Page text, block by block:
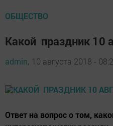
ОБЩЕСТВО
Какой праздник 10
admin, 10 августа 2018 -
Ответ на вопрос о том,